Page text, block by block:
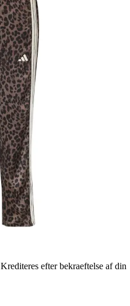
Krediteres efter bekraeftelse af din